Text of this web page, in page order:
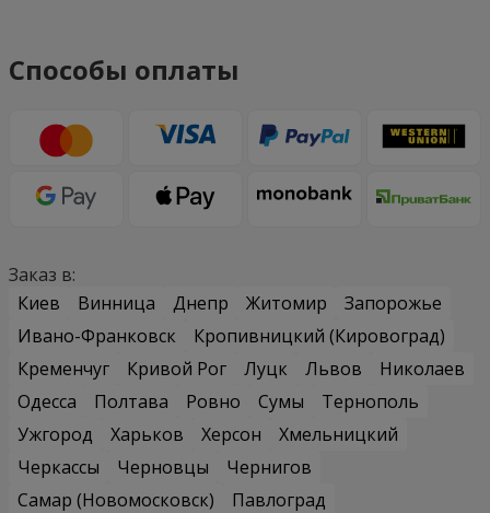
Способы оплаты
Заказ в:
Киев
Винница Днепр Житомир
Запорожье
Ивано-Франковск
Кропивницкий (Кировоград)
Кременчуг
Кривой Рог Луцк Львов
Николаев
Одесса
Полтава Ровно Сумы
Тернополь
Ужгород
Харьков Херсон
Хмельницкий
Черкассы
Черновцы
Чернигов
Самар (Новомосковск)
Павлоград